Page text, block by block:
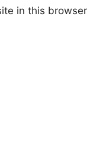
in this browser